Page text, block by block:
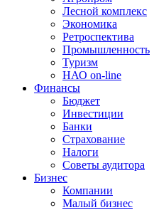
Лесной комплекс
Экономика
Ретроспектива
Промышленность
Туризм
НАО on-line
Финансы
Бюджет
Инвестиции
Банки
Страхование
Налоги
Советы аудитора
Бизнес
Компании
Малый бизнес